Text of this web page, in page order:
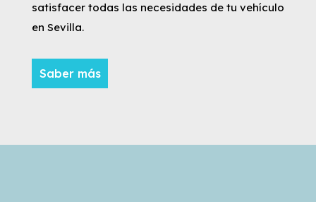
satisfacer todas las necesidades de tu vehículo
en Sevilla.
Saber más